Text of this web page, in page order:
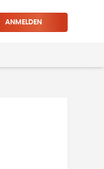
ANMELDEN